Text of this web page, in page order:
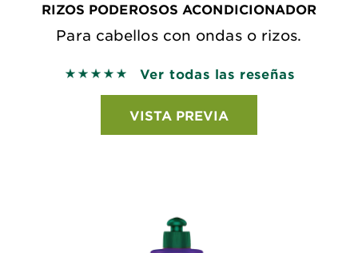
RIZOS PODEROSOS ACONDICIONADOR
Para cabellos con ondas o rizos.
5 out of 5 stars based on reviews
Ver todas las reseñas
VISTA PREVIA